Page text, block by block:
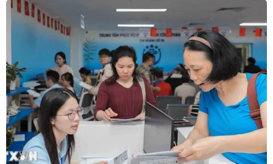
an ninh đang được triển khai tại phố King và Clarence
ở trung tâm Sydney sau khi xảy ra vụ tấn công bằng
dao làm ít nhất 1 người chết.